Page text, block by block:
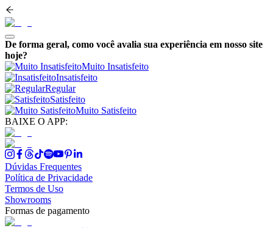
De forma geral, como você avalia sua experiência em nosso site
hoje?
Muito Insatisfeito
Insatisfeito
Regular
Satisfeito
Muito Satisfeito
BAIXE O APP:
Dúvidas Frequentes
Política de Privacidade
Termos de Uso
Showrooms
Formas de pagamento